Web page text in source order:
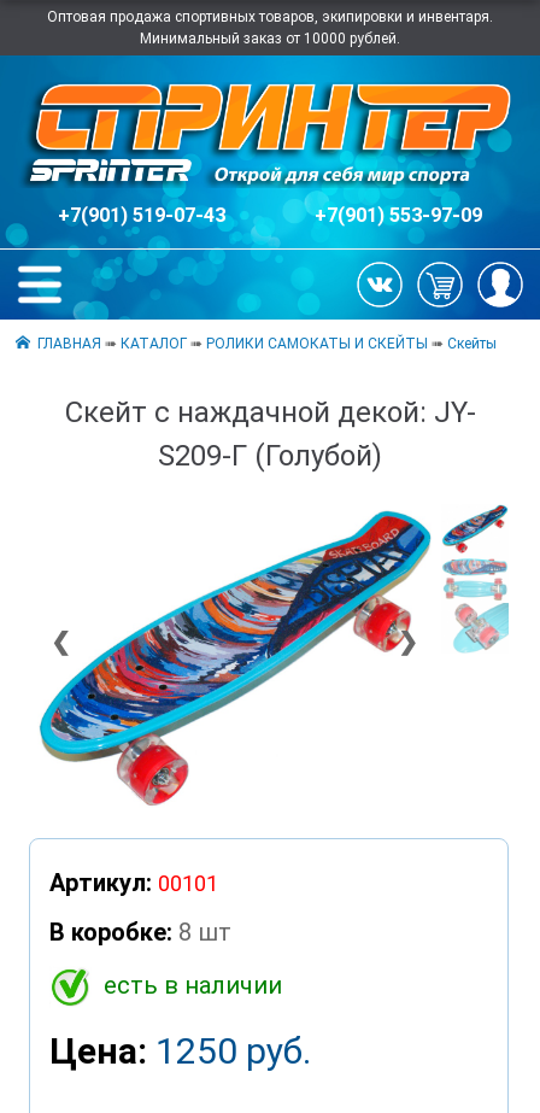
Оптовая продажа спортивных товаров, экипировки и инвентаря.
Минимальный заказ от 10000 рублей.
+7(901) 519-07-43 +7(901) 553-97-09
ГЛАВНАЯ ➠КАТАЛОГ ➠РОЛИКИ САМОКАТЫ И СКЕЙТЫ ➠Скейты
Скейт с наждачной декой: JY-
S209-Г (Голубой)
❮ ❯
Артикул: 00101
В коробке: 8 шт
есть в наличии
Цена: 1250 руб.